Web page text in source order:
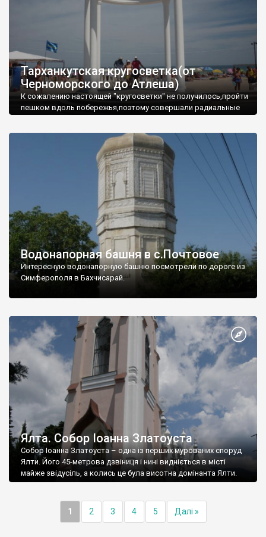
Тарханкутская кругосветка(от
Черноморского до Атлеша)
К сожалению настоящей "кругосветки" не получилось,пройти
пешком вдоль побережья,поэтому совершали радиальные
Водонапорная башня в с.Почтовое
Интересную водонапорную башню посмотрели по дороге из
Симферополя в Бахчисарай.
Ялта. Собор Іоанна Златоуста
Собор Іоанна Златоуста – одна із перших мурованих споруд
Ялти. Його 45-метрова дзвіниця і нині видніється в місті
майже звідусіль, а колись це була висотна домінанта Ялти.
1 2 3 4 5 Далі »